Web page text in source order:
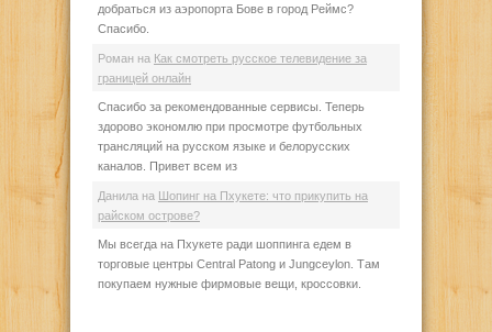
добраться из аэропорта Бове в город Реймс?
Спасибо.
Роман на Как смотреть русское телевидение за
границей онлайн
Спасибо за рекомендованные сервисы. Теперь
здорово экономлю при просмотре футбольных
трансляций на русском языке и белорусских
каналов. Привет всем из
Данила на Шопинг на Пхукете: что прикупить на
райском острове?
Мы всегда на Пхукете ради шоппинга едем в
торговые центры Central Patong и Jungceylon. Там
покупаем нужные фирмовые вещи, кроссовки.